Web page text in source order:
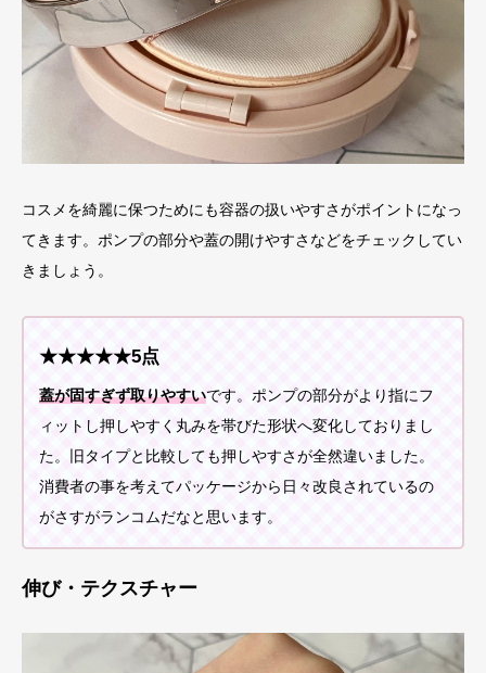
コスメを綺麗に保つためにも容器の扱いやすさがポイントになっ
てきます。ポンプの部分や蓋の開けやすさなどをチェックしてい
きましょう。
★★★★★5点
蓋が固すぎず取りやすいです。ポンプの部分がより指にフ
ィットし押しやすく丸みを帯びた形状へ変化しておりまし
た。旧タイプと比較しても押しやすさが全然違いました。
消費者の事を考えてパッケージから日々改良されているの
がさすがランコムだなと思います。
伸び・テクスチャー